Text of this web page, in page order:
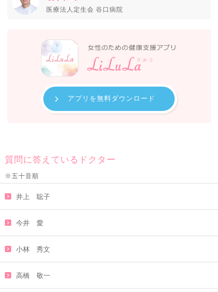
医療法人定生会 谷口病院
アプリを無料ダウンロード
質問に答えているドクター
※五十音順
井上 聡子
今井 愛
小林 秀文
高橋 敬一